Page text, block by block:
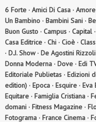
6 Forte · Amici Di Casa ·
Un Bambino · Bambini Sani ·
Buon Gusto · Campus ·
Casa Editrice · Chi · Cioè ·
· D.J. Show · De Agostini
Donna Moderna · Dove · Edi
Editoriale Publietas · Edizioni
edition) · Epoca · Esquire ·
Equitare · Famiglia Cristiana
domani · Fitness Magazine ·
Fotograma · France Cinema ·